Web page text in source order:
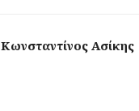
Κωνσταντίνος Ασίκης